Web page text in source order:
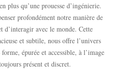
plus qu’une prouesse d’ingénierie.
profondément notre manière de
d’interagir avec le monde. Cette
et subtile, nous offre l’univers
épurée et accessible, à l’image
présent et discret.